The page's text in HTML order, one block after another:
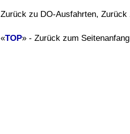
Zurück zu DO-Ausfahrten,
«TOP» - Zurück zum Seitenanfang